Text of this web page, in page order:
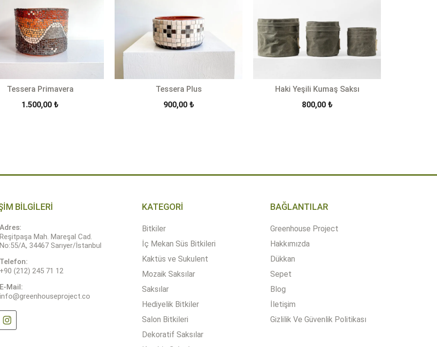
Tessera Primavera
1.500,00 ₺
Tessera Plus
900,00 ₺
Haki Yeşili Kumaş Saksı
800,00 ₺
BİLGİLERİ
Adres:
Reşitpaşa Mah. Mareşal Cad.
No:55/A, 34467 Sarıyer/İstanbul
Telefon:
+90 (212) 245 71 12
E-Mail:
info@greenhouseproject.co
KATEGORİ
Bitkiler
İç Mekan Süs Bitkileri
Kaktüs ve Sukulent
Mozaik Saksılar
Saksılar
Hediyelik Bitkiler
Salon Bitkileri
Dekoratif Saksılar
BAĞLANTILAR
Greenhouse Project
Hakkımızda
Dükkan
Sepet
Blog
İletişim
Gizlilik Ve Güvenlik Politikası